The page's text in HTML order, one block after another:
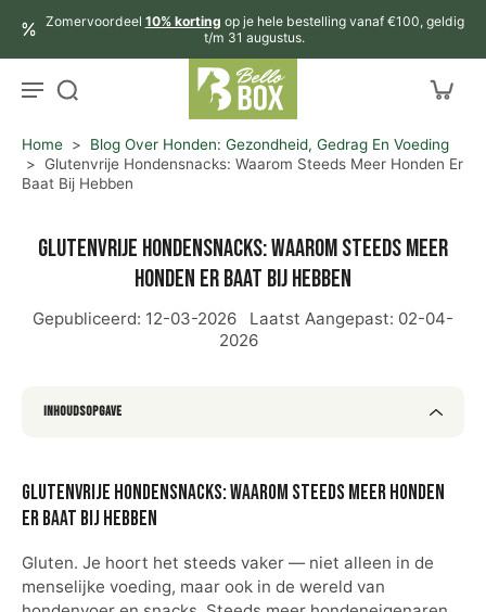
Zomervoordeel 10% korting op je hele bestelling vanaf €100, geldig
t/m 31 augustus.
Home >
Blog Over Honden: Gezondheid, Gedrag En Voeding
> Glutenvrije Hondensnacks: Waarom Steeds Meer Honden Er
Baat Bij Hebben
Glutenvrije hondensnacks: waarom steeds meer
honden er baat bij hebben
Gepubliceerd: 12-03-2026 Laatst Aangepast: 02-04-
2026
Inhoudsopgave
Glutenvrije hondensnacks: waarom steeds meer honden
er baat bij hebben
Gluten. Je hoort het steeds vaker — niet alleen in de
menselijke voeding, maar ook in de wereld van